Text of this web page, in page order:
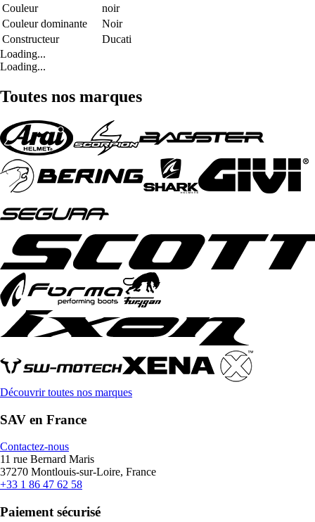
Couleur
noir
Couleur dominante
Noir
Constructeur
Ducati
Loading...
Loading...
Toutes nos marques
Découvrir toutes nos marques
SAV en France
Contactez-nous
11 rue Bernard Maris
37270 Montlouis-sur-Loire, France
+33 1 86 47 62 58
Paiement sécurisé